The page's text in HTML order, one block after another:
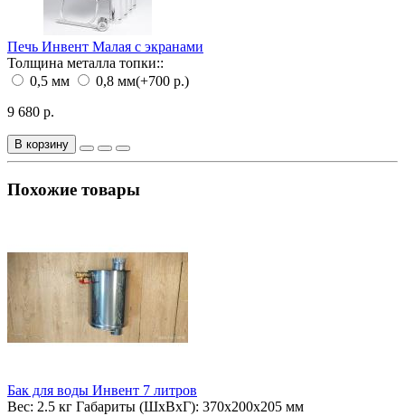
Печь Инвент Малая с экранами
Толщина металла топки::
0,5 мм
0,8 мм(+700 р.)
9 680 р.
В корзину
Похожие товары
Бак для воды Инвент 7 литров
Вес: 2.5 кг Габариты (ШхВхГ): 370х200х205 мм